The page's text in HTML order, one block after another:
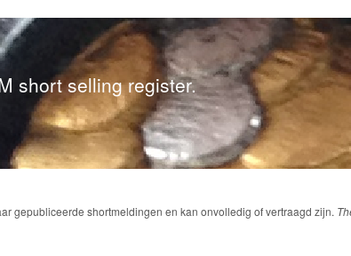
short selling register.
gepubliceerde shortmeldingen en kan onvolledig of vertraagd zijn.